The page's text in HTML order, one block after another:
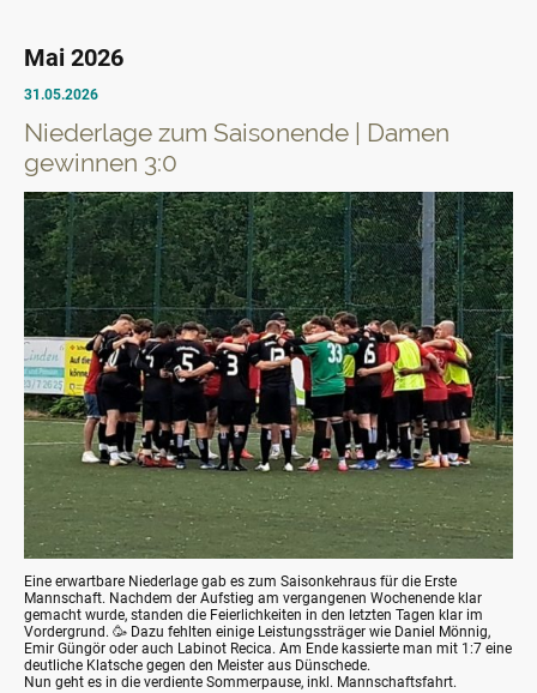
Mai 2026
31.05.2026
Niederlage zum Saisonende | Damen
gewinnen 3:0
Eine erwartbare Niederlage gab es zum Saisonkehraus für die Erste
Mannschaft. Nachdem der Aufstieg am vergangenen Wochenende klar
gemacht wurde, standen die Feierlichkeiten in den letzten Tagen klar im
Vordergrund. 🥳 Dazu fehlten einige Leistungssträger wie Daniel Mönnig,
Emir Güngör oder auch Labinot Recica. Am Ende kassierte man mit 1:7 eine
deutliche Klatsche gegen den Meister aus Dünschede.
Nun geht es in die verdiente Sommerpause, inkl. Mannschaftsfahrt.